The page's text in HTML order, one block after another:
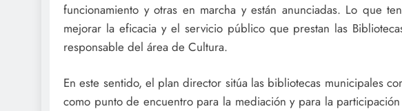
funcionamiento y otras en marcha y están anunciadas. Lo que
mejorar la eficacia y el servicio público que prestan las
responsable del área de Cultura.
En este sentido, el plan director sitúa las bibliotecas municipales
como punto de encuentro para la mediación y para la